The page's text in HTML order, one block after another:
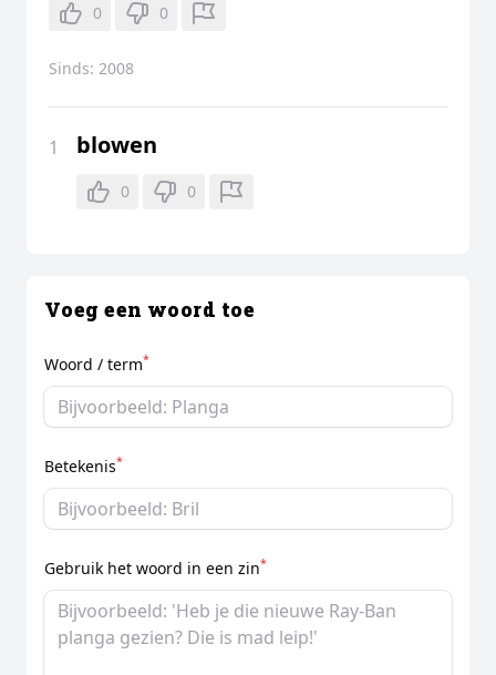
0 0
Sinds: 2008
1 blowen
0 0
Voeg een woord toe
Woord / term*
Betekenis*
Gebruik het woord in een zin*